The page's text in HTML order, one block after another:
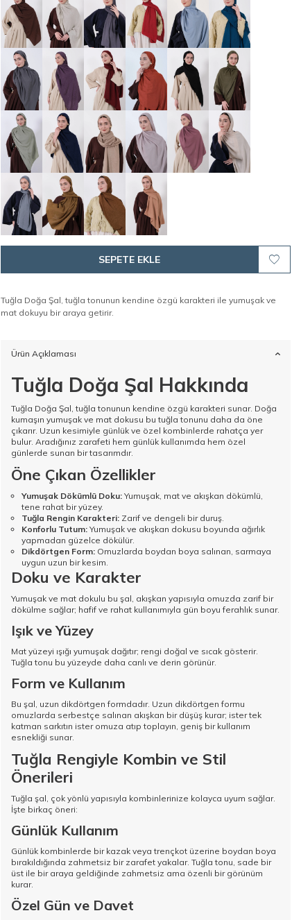
SEPETE EKLE
Tuğla Doğa Şal, tuğla tonunun kendine özgü karakteri ile yumuşak ve
mat dokuyu bir araya getirir.
Ürün Açıklaması
Tuğla Doğa Şal Hakkında
Tuğla Doğa Şal, tuğla tonunun kendine özgü karakteri sunar. Doğa
kumaşın yumuşak ve mat dokusu bu tuğla tonunu daha da öne
çıkarır. Uzun kesimiyle günlük ve özel kombinlerde rahatça yer
bulur. Aradığınız zarafeti hem günlük kullanımda hem özel
günlerde sunan bir tasarımdır.
Öne Çıkan Özellikler
Yumuşak Dökümlü Doku: Yumuşak, mat ve akışkan dökümlü,
tene rahat bir yüzey.
Tuğla Rengin Karakteri: Zarif ve dengeli bir duruş.
Konforlu Tutum: Yumuşak ve akışkan dokusu boyunda ağırlık
yapmadan güzelce dökülür.
Dikdörtgen Form: Omuzlarda boydan boya salınan, sarmaya
uygun uzun bir kesim.
Doku ve Karakter
Yumuşak ve mat dokulu bu şal, akışkan yapısıyla omuzda zarif bir
dökülme sağlar; hafif ve rahat kullanımıyla gün boyu ferahlık sunar.
Işık ve Yüzey
Mat yüzeyi ışığı yumuşak dağıtır; rengi doğal ve sıcak gösterir.
Tuğla tonu bu yüzeyde daha canlı ve derin görünür.
Form ve Kullanım
Bu şal, uzun dikdörtgen formdadır. Uzun dikdörtgen formu
omuzlarda serbestçe salınan akışkan bir düşüş kurar; ister tek
katman sarkıtın ister omuza atıp toplayın, geniş bir kullanım
esnekliği sunar.
Tuğla Rengiyle Kombin ve Stil
Önerileri
Tuğla şal, çok yönlü yapısıyla kombinlerinize kolayca uyum sağlar.
İşte birkaç öneri:
Günlük Kullanım
Günlük kombinlerde bir kazak veya trençkot üzerine boydan boya
bırakıldığında zahmetsiz bir zarafet yakalar. Tuğla tonu, sade bir
üst ile bir araya geldiğinde zahmetsiz ama özenli bir görünüm
kurar.
Özel Gün ve Davet